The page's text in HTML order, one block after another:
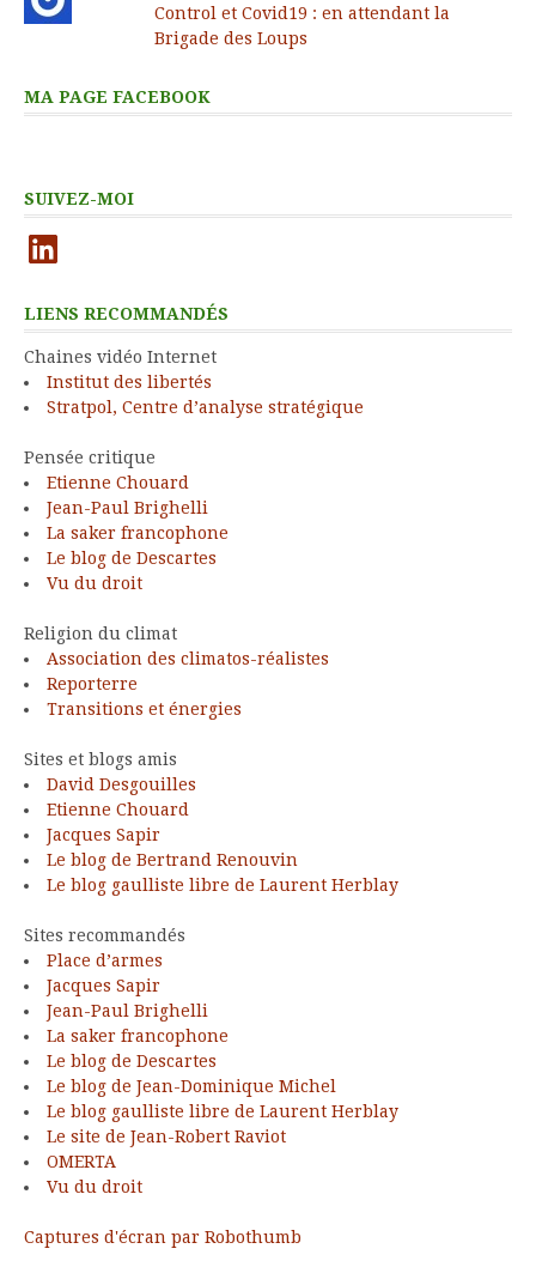
Control et Covid19 : en attendant la
Brigade des Loups
MA PAGE FACEBOOK
SUIVEZ-MOI
LinkedIn
LIENS RECOMMANDÉS
Chaines vidéo Internet
Institut des libertés
Stratpol, Centre d’analyse stratégique
Pensée critique
Etienne Chouard
Jean-Paul Brighelli
La saker francophone
Le blog de Descartes
Vu du droit
Religion du climat
Association des climatos-réalistes
Reporterre
Transitions et énergies
Sites et blogs amis
David Desgouilles
Etienne Chouard
Jacques Sapir
Le blog de Bertrand Renouvin
Le blog gaulliste libre de Laurent Herblay
Sites recommandés
Place d’armes
Jacques Sapir
Jean-Paul Brighelli
La saker francophone
Le blog de Descartes
Le blog de Jean-Dominique Michel
Le blog gaulliste libre de Laurent Herblay
Le site de Jean-Robert Raviot
OMERTA
Vu du droit
Captures d'écran par Robothumb